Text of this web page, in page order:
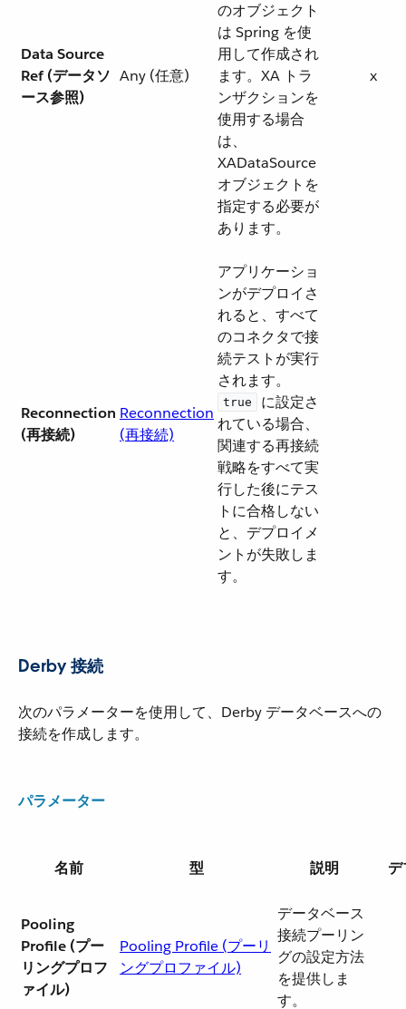
Data Source
Ref (データソ
ース参照)
Any (任意)
のオブジェクト
は Spring を使
用して作成され
ます。XA トラ
ンザクションを
使用する場合
は、
XADataSource
オブジェクトを
指定する必要が
あります。
x
Reconnection
(再接続)
Reconnection
(再接続)
アプリケーショ
ンがデプロイさ
れると、すべて
のコネクタで接
続テストが実行
されます。​
true
​ に設定さ
れている場合、
関連する再接続
戦略をすべて実
行した後にテス
トに合格しない
と、デプロイメ
ントが失敗しま
す。
Derby 接続
次のパラメーターを使用して、Derby データベースへの
接続を作成します。
パラメーター
名前 型 説明
Pooling
Profile (プー
リングプロフ
ァイル)
Pooling Profile (プーリ
ングプロファイル)
データベース
接続プーリン
グの設定方法
を提供しま
す。